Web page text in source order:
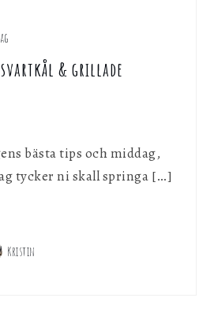
& grillade
bästa tips och middag,
tycker ni skall springa […]
Kristin